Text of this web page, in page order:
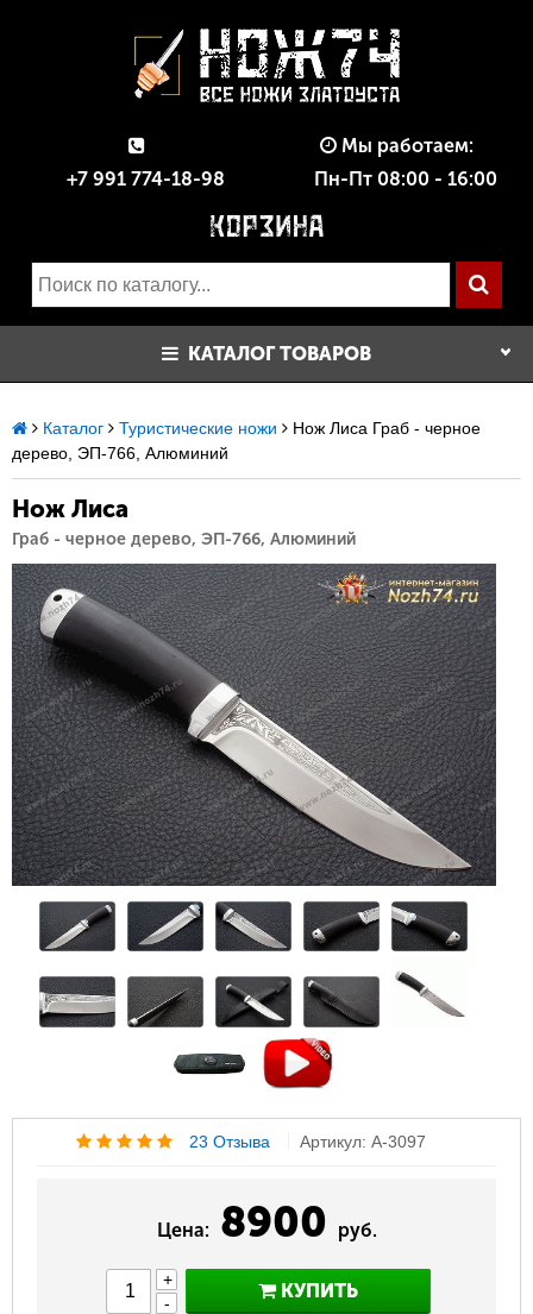
+7 991 774-18-98
Мы работаем:
Пн-Пт 08:00 - 16:00
КАТАЛОГ ТОВАРОВ
Каталог Туристические ножи
Нож Лиса Граб - черное
дерево, ЭП-766, Алюминий
Нож Лиса
Граб - черное дерево, ЭП-766, Алюминий
23 Отзыва Артикул: A-3097
Цена: 8900 руб.
+
-
КУПИТЬ